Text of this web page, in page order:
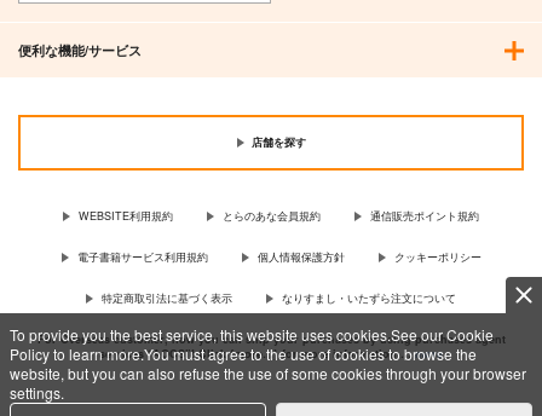
To provide you the best service, this website uses cookies.See our Cookie
Policy to learn more.You must agree to the use of cookies to browse the
website, but you can also refuse the use of some cookies through your browser
settings.
便利な機能/サービス
店舗を探す
WEBSITE利用規約 とらのあな会員規約 通信販売ポイント規約
電子書籍サービス利用規約 個人情報保護方針 クッキーポリシー
特定商取引法に基づく表示 なりすまし・いたずら注文について
For Overseas customer, now you can ship your purchases by using purchases agent
services “AOCS”! Click {more…} for more information …more